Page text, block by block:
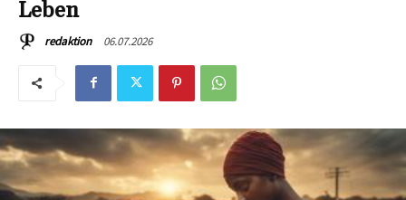
Leben
redaktion 06.07.2026